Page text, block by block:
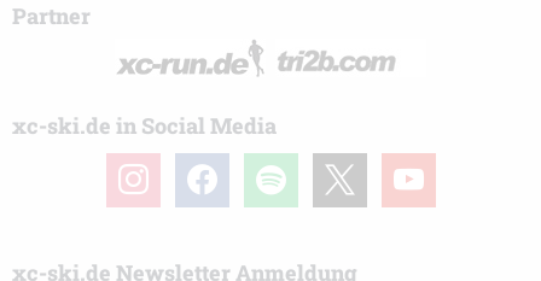
Partner
xc-ski.de in Social Media
instagramfacebook spotify youtube
xc-ski.de Newsletter Anmeldung